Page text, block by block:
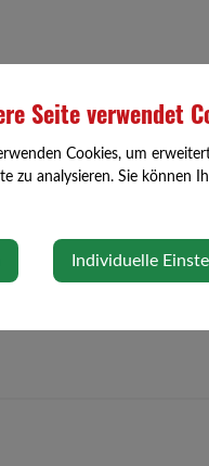
Seite verwendet
Cookies, um
zu analysieren. Sie können
Individuelle